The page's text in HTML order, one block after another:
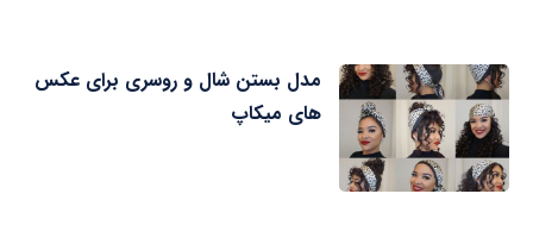
مدل بستن شال و روسری برای عکس
های میکاپ